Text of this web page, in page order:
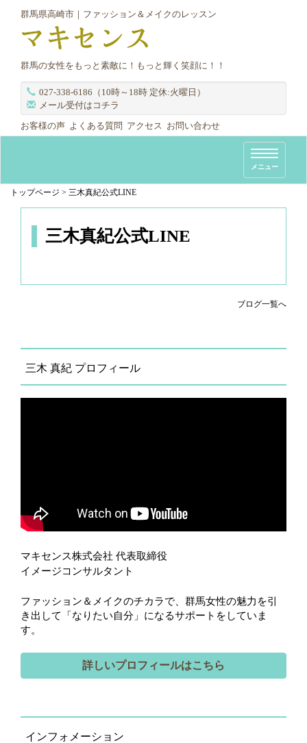
群馬県高崎市｜ファッション＆メイクのレッスン
群馬の女性をもっと素敵に！もっと輝く笑顔に！！
027-338-6186（10時～18時 定休:火曜日）
メール受付はコチラ
お客様の声 よくある質問 アクセス お問い合わせ
T
o
g
v
i
o
メニュー
トップページ > 三木真紀公式LINE
三木真紀公式LINE
ブログ一覧へ
三木 真紀 プロフィール
マキセンス株式会社 代表取締役
イメージコンサルタント
ファッション＆メイクのチカラで、群馬女性の魅力を引
き出して「なりたい自分」になるサポートをしていま
す。
詳しいプロフィールはこちら
インフォメーション